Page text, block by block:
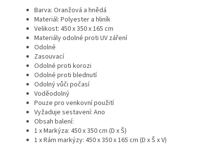
Barva: Oranžová a hnědá
Materiál: Polyester a hliník
Velikost: 450 x 350 x 165 cm
Materiály odolné proti UV záření
Odolné
Zasouvací
Odolné proti korozi
Odolné proti blednutí
Odolný vůči počasí
Voděodolný
Pouze pro venkovní použití
Vyžaduje sestavení: Ano
Obsah balení:
1 x Markýza: 450 x 350 cm (D x Š)
1 x Rám markýzy: 450 x 350 x 165 cm (D x Š x V)